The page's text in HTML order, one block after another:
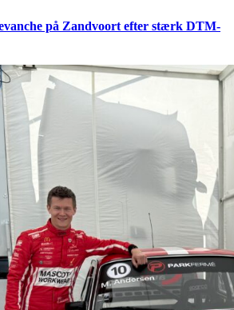
på Zandvoort efter stærk DTM-